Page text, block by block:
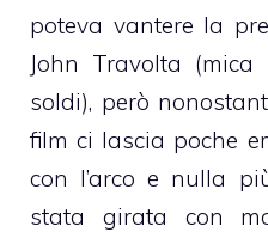
poteva vantere la
John Travolta
soldi), però
film ci lascia poche
con l’arco e nulla
stata girata con